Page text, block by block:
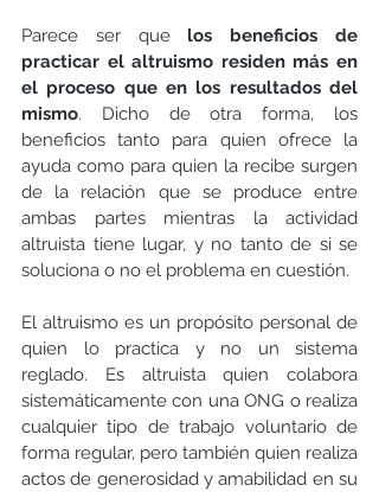
Parece ser que los beneficios de
practicar el altruismo residen más en
el proceso que en los resultados del
mismo. Dicho de otra forma, los
beneficios tanto para quien ofrece la
ayuda como para quien la recibe surgen
de la relación que se produce entre
ambas partes mientras la actividad
altruista tiene lugar, y no tanto de si se
soluciona o no el problema en cuestión.
El altruismo es un propósito personal de
quien lo practica y no un sistema
reglado. Es altruista quien colabora
sistemáticamente con una ONG o realiza
cualquier tipo de trabajo voluntario de
forma regular, pero también quien realiza
actos de generosidad y amabilidad en su